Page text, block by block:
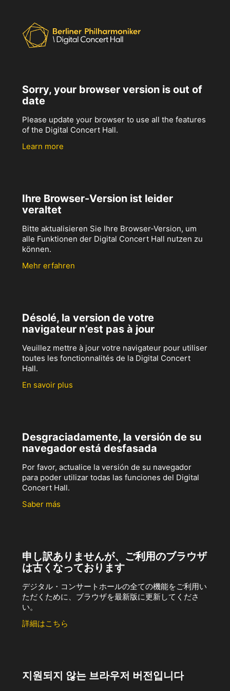
Sorry, your browser version is out of
date
Please update your browser to use all the features
of the Digital Concert Hall.
Learn more
Ihre Browser-Version ist leider
veraltet
Bitte aktualisieren Sie Ihre Browser-Version, um
alle Funktionen der Digital Concert Hall nutzen zu
können.
Mehr erfahren
Désolé, la version de votre
navigateur n’est pas à jour
Veuillez mettre à jour votre navigateur pour utiliser
toutes les fonctionnalités de la Digital Concert
Hall.
En savoir plus
Desgraciadamente, la versión de su
navegador está desfasada
Por favor, actualice la versión de su navegador
para poder utilizar todas las funciones del Digital
Concert Hall.
Saber más
申し訳ありませんが、ご利用のブラウザ
は古くなっております
デジタル・コンサートホールの全ての機能をご利用い
ただくために、ブラウザを最新版に更新してくださ
い。
詳細はこちら
지원되지 않는 브라우저 버전입니다